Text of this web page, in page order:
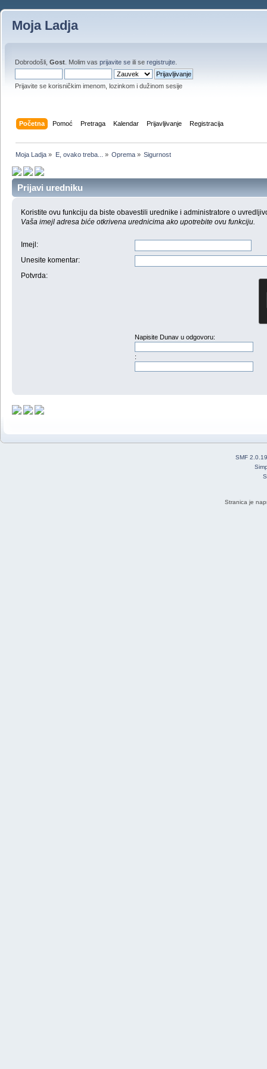
Moja Ladja
Dobrodošli, Gost . Molim vas prijavite se ili se registrujte
Prijavite se korisničkim imenom, lozinkom i dužinom sesije
Početna Pomoć Pretraga Kalendar Prijavljivanje Registracija
Moja Ladja » E, ovako treba... » Oprema» Sigurnost
Prijavi uredniku
Koristite ovu funkciju da biste obavestili urednike i administratore o
Vaša imejl adresa biće otkrivena urednicima ako upotrebite ovu funkciju.
Imejl :
Unesite komentar:
Potvrda:
Napisite Dunav u odgovoru:
:
SMF 2.0.19
Stranica je